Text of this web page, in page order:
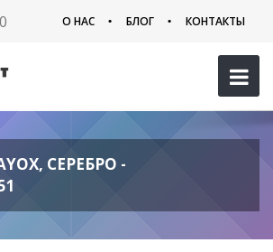
О НАС БЛОГ КОНТАКТЫ
СЕРЕБРО -